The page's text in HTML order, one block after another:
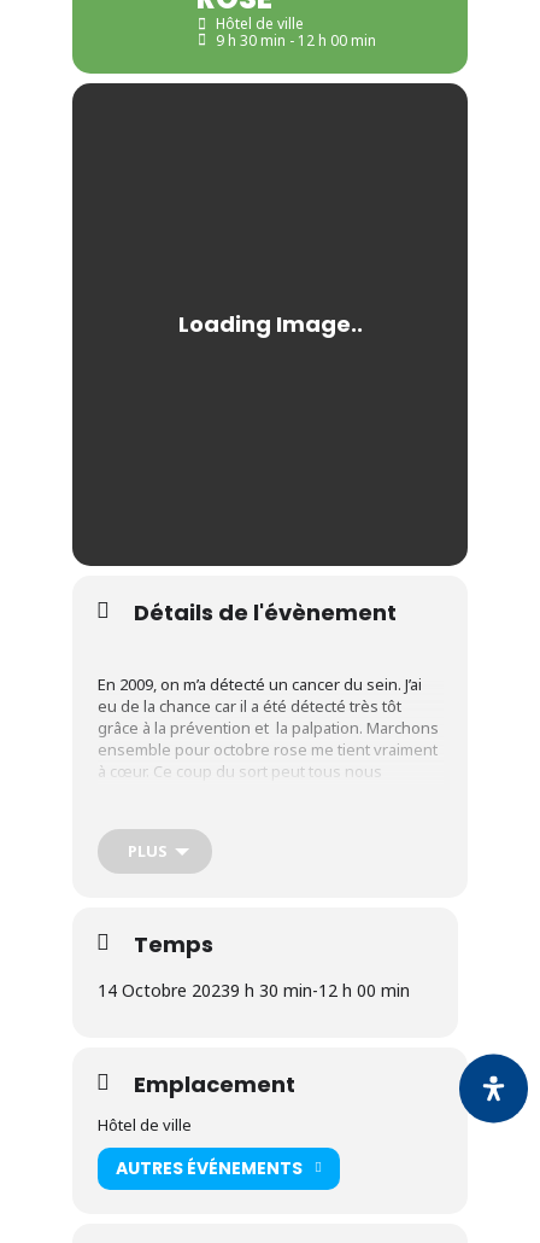
Hôtel de ville
9 h 30 min - 12 h 00 min
Détails de l'évènement
En 2009, on m’a détecté un cancer du sein. J’ai
eu de la chance car il a été détecté très tôt
grâce à la prévention et la palpation. Marchons
ensemble pour octobre rose me tient vraiment
à cœur. Ce coup du sort peut tous nous
une marche dont les dons seront reversés à
l’association Au Delà du Cancer Dunkerque.
l’hôtel de ville de Coudekerque-Branche.
PLUS
Temps
14 Octobre 20239 h 30 min-12 h 00 min
Emplacement
Hôtel de ville
AUTRES ÉVÉNEMENTS